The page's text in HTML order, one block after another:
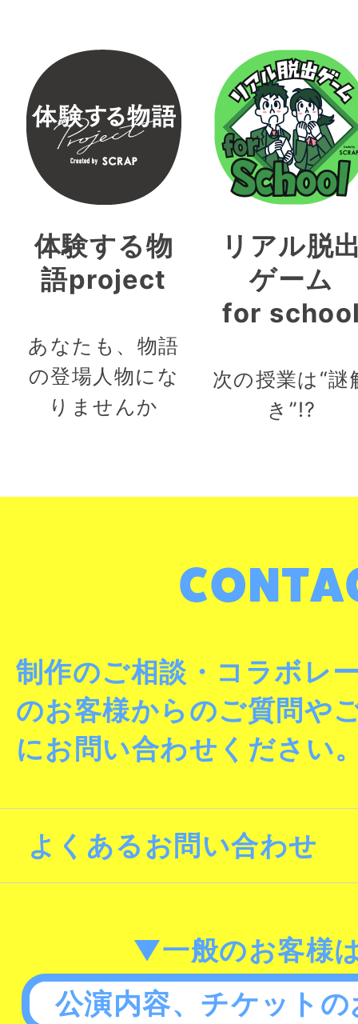
体験する物
語project
あなたも、物語
の登場人物にな
りませんか
リアル脱
ゲーム
for
次の授業は“謎
き”!?
制作のご相談・コラボレ
のお客様からのご質問や
にお問い合わせください
よくあるお問い合わせ
▼一般のお客様
公演内容、チケット